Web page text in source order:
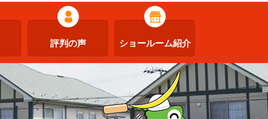
評判の声 ショールーム紹介